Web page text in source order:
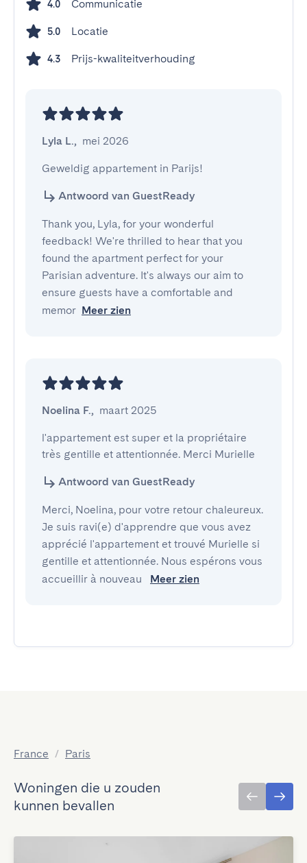
4.0 Communicatie
5.0 Locatie
4.3 Prijs-kwaliteitverhouding
Lyla L., mei 2026
Geweldig appartement in Parijs!
Antwoord van GuestReady
Thank you, Lyla, for your wonderful
feedback! We're thrilled to hear that you
found the apartment perfect for your
Parisian adventure. It's always our aim to
ensure guests have a comfortable and
memor Meer zien
Noelina F., maart 2025
l'appartement est super et la propriétaire
très gentille et attentionnée. Merci Murielle
Antwoord van GuestReady
Merci, Noelina, pour votre retour chaleureux.
Je suis ravi(e) d'apprendre que vous avez
apprécié l'appartement et trouvé Murielle si
gentille et attentionnée. Nous espérons vous
accueillir à nouveau
Meer zien
France / Paris
Woningen die u zouden
kunnen bevallen